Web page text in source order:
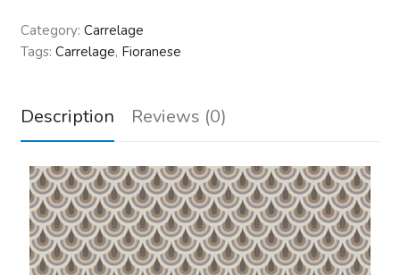
Category: Carrelage
Tags: Carrelage, Fioranese
Description Reviews (0)